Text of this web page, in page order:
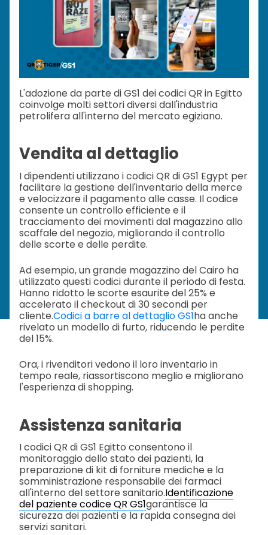
L'adozione da parte di GS1 dei codici QR in Egitto
coinvolge molti settori diversi dall'industria
petrolifera all'interno del mercato egiziano.
Vendita al dettaglio
I dipendenti utilizzano i codici QR di GS1 Egypt per
facilitare la gestione dell'inventario della merce
e velocizzare il pagamento alle casse. Il codice
consente un controllo efficiente e il
tracciamento dei movimenti dal magazzino allo
scaffale del negozio, migliorando il controllo
delle scorte e delle perdite.
Ad esempio, un grande magazzino del Cairo ha
utilizzato questi codici durante il periodo di festa.
Hanno ridotto le scorte esaurite del 25% e
accelerato il checkout di 30 secondi per
cliente.Codici a barre al dettaglio GS1ha anche
rivelato un modello di furto, riducendo le perdite
del 15%.
Ora, i rivenditori vedono il loro inventario in
tempo reale, riassortiscono meglio e migliorano
l'esperienza di shopping.
Assistenza sanitaria
I codici QR di GS1 Egitto consentono il
monitoraggio dello stato dei pazienti, la
preparazione di kit di forniture mediche e la
somministrazione responsabile dei farmaci
all'interno del settore sanitario.Identificazione
del paziente codice QR GS1garantisce la
sicurezza dei pazienti e la rapida consegna dei
servizi sanitari.